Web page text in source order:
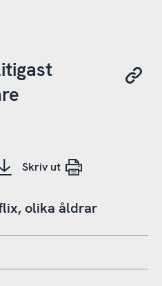
Skriv ut
olika åldrar